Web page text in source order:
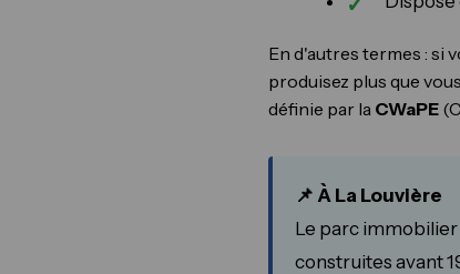
En d'autres termes : si
produisez plus que
définie par la CWaPE
📌 À La Louvière
Le parc
construites avant